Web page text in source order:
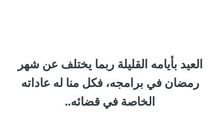
العيد بأيامه القليلة ربما يختلف عن شهر
رمضان في برامجه، فكل منا له عاداته
الخاصة في قضائه..